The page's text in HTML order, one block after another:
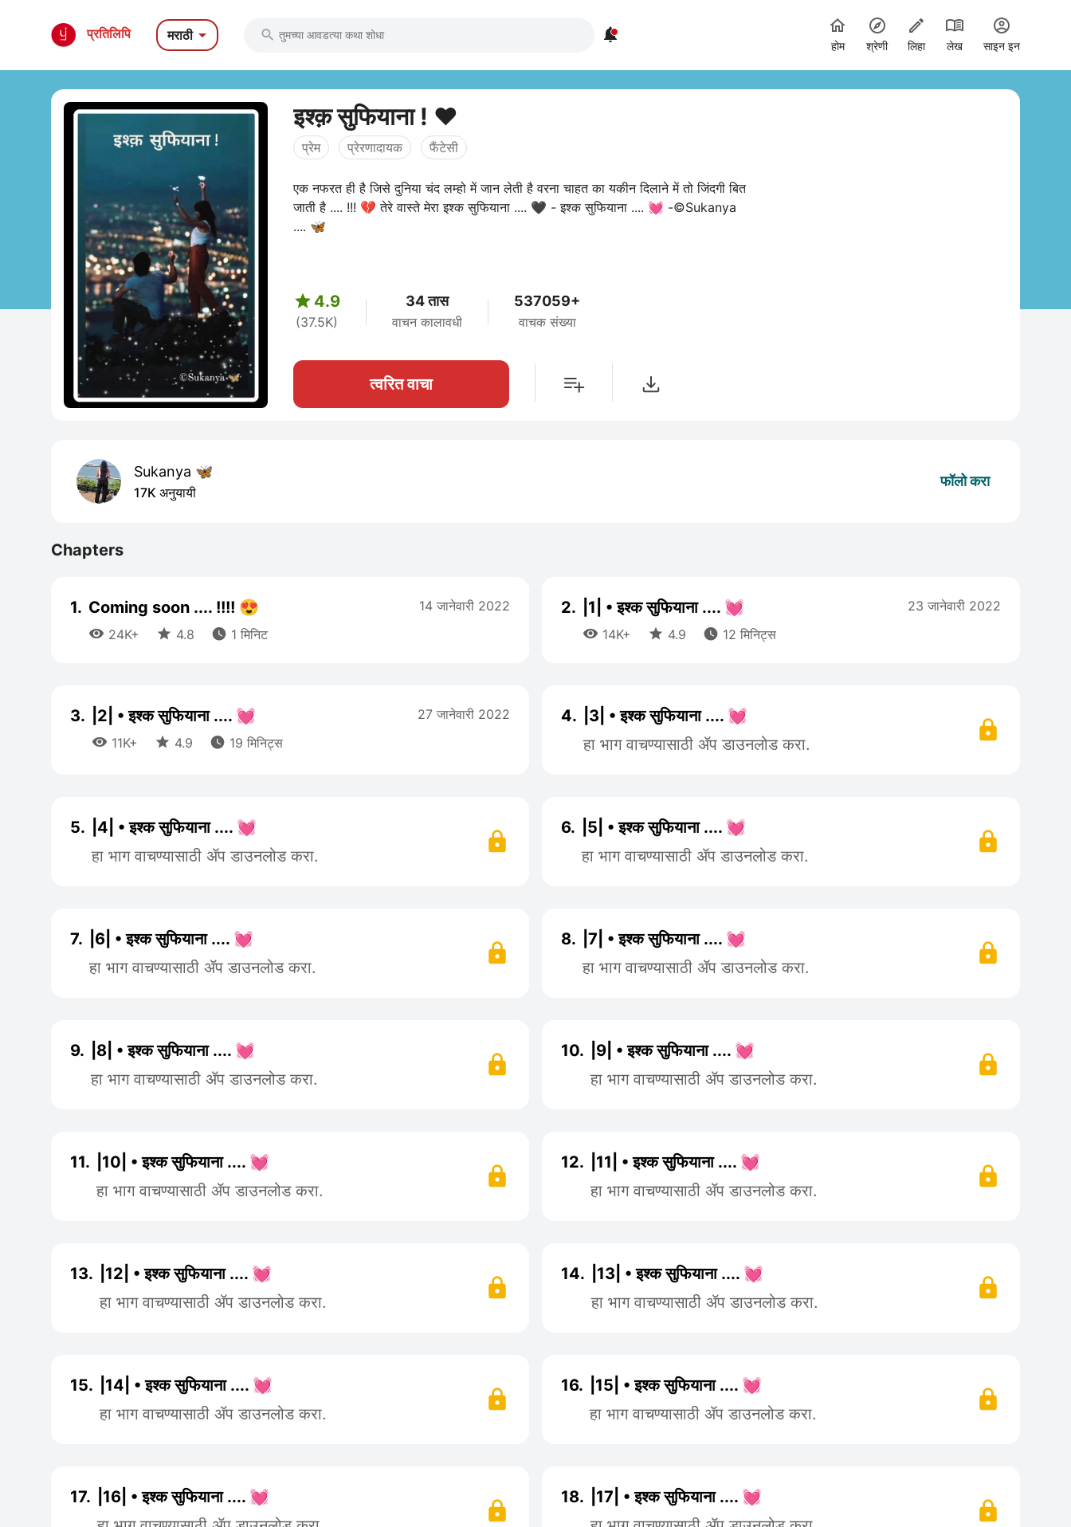
प्रतिलिपि मराठी  
होम श्रेणी लिहा लेख साइन इन
इश्क़ सुफियाना ! ❤️
प्रेम प्रेरणादायक फैंटेसी
एक नफरत ही है जिसे दुनिया चंद लम्हो में जान लेती है वरना चाहत का यकीन दिलाने में तो जिंदगी बित
जाती है .... !!! 💔 तेरे वास्ते मेरा इश्क सुफियाना .... 🖤 - इश्क सुफियाना .... 💓 -©Sukanya
.... 🦋
 4.9
(37.5K)
34 तास
वाचन कालावधी
537059+
वाचक संख्या
त्वरित वाचा
Sukanya 🦋
17K अनुयायी
फॉलो करा
Chapters
1. Coming soon .... !!!! 😍
 24K+  4.8  1 मिनिट
14 जानेवारी 2022 2. |1| • इश्क सुफियाना .... 💓
 14K+  4.9  12 मिनिट्स
23 जानेवारी 2022
3. |2| • इश्क सुफियाना .... 💓
 11K+  4.9  19 मिनिट्स
27 जानेवारी 2022 4.
|3| • इश्क सुफियाना .... 💓
हा भाग वाचण्यासाठी ॲप डाउनलोड करा.
5.
|4| • इश्क सुफियाना .... 💓
हा भाग वाचण्यासाठी ॲप डाउनलोड करा.
6.
|5| • इश्क सुफियाना .... 💓
हा भाग वाचण्यासाठी ॲप डाउनलोड करा.
7.
|6| • इश्क सुफियाना .... 💓
हा भाग वाचण्यासाठी ॲप डाउनलोड करा.
8.
|7| • इश्क सुफियाना .... 💓
हा भाग वाचण्यासाठी ॲप डाउनलोड करा.
9.
|8| • इश्क सुफियाना .... 💓
हा भाग वाचण्यासाठी ॲप डाउनलोड करा.
10.
|9| • इश्क सुफियाना .... 💓
हा भाग वाचण्यासाठी ॲप डाउनलोड करा.
11.
|10| • इश्क सुफियाना .... 💓
हा भाग वाचण्यासाठी ॲप डाउनलोड करा.
12.
|11| • इश्क सुफियाना .... 💓
हा भाग वाचण्यासाठी ॲप डाउनलोड करा.
13.
|12| • इश्क सुफियाना .... 💓
हा भाग वाचण्यासाठी ॲप डाउनलोड करा.
14.
|13| • इश्क सुफियाना .... 💓
हा भाग वाचण्यासाठी ॲप डाउनलोड करा.
15.
|14| • इश्क सुफियाना .... 💓
हा भाग वाचण्यासाठी ॲप डाउनलोड करा.
16.
|15| • इश्क सुफियाना .... 💓
हा भाग वाचण्यासाठी ॲप डाउनलोड करा.
17.
|16| • इश्क सुफियाना .... 💓
18.
|17| • इश्क सुफियाना .... 💓